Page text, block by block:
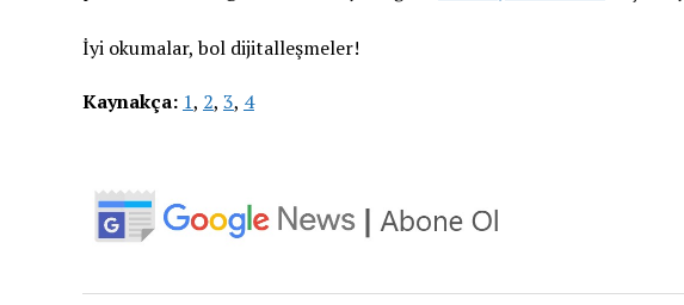
İyi okumalar, bol dijitalleşmeler!
Kaynakça: 1, 2, 3, 4